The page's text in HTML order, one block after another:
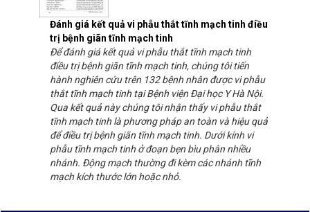
Đánh giá kết quả vi phẫu thắt tĩnh mạch tinh điều
trị bệnh giãn tĩnh mạch tinh
Để đánh giá kết quả vi phẫu thắt tĩnh mạch tinh
điều trị bệnh giãn tĩnh mạch tinh, chúng tôi tiến
hành nghiên cứu trên 132 bệnh nhân được vi phẫu
thắt tĩnh mạch tinh tại Bệnh viện Đại học Y Hà Nội.
Qua kết quả này chúng tôi nhận thấy vi phẫu thắt
tĩnh mạch tinh là phương pháp an toàn và hiệu quả
để điều trị bệnh giãn tĩnh mạch tinh. Dưới kính vi
phẫu tĩnh mạch tinh ở đoạn bẹn bìu phân nhiều
nhánh. Động mạch thường đi kèm các nhánh tĩnh
mạch kích thước lớn hoặc nhỏ.